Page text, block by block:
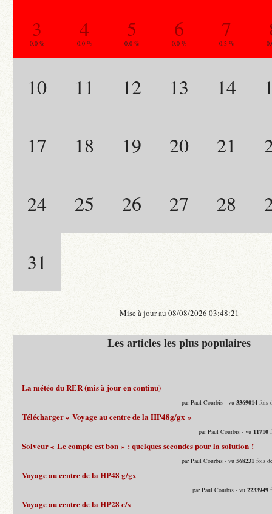
3
0.0 %
4
0.0 %
5
0.0 %
6
0.0 %
7
0.3 %
10 11 12 13 14
17 18 19 20 21
24 25 26 27 28
31
Mise à jour au 08/08/2026 03:48:21
Les articles les plus populaires
La météo du RER (mis à jour en continu)
par Paul Courbis - vu3369014 fois
Télécharger « Voyage au centre de la HP48g/gx »
par Paul Courbis - vu 11710
Solveur « Le compte est bon » : quelques secondes pour la solution !
par Paul Courbis - vu568231 fois
Voyage au centre de la HP48 g/gx
par Paul Courbis - vu2233949
Voyage au centre de la HP28 c/s